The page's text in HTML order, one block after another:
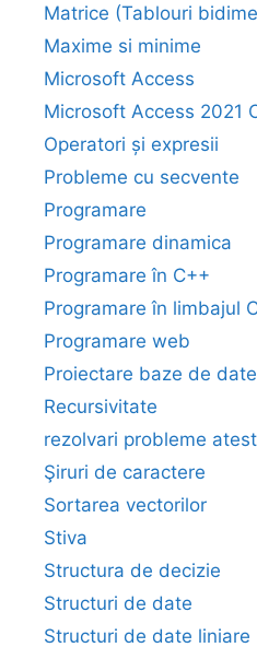
Matrice (Tablouri
Maxime si minime
Microsoft Access
Microsoft Access 2021
Operatori și expresii
Probleme cu secvente
Programare
Programare dinamica
Programare în C++
Programare în limbajul
Programare web
Proiectare baze de date
Recursivitate
rezolvari probleme
Şiruri de caractere
Sortarea vectorilor
Stiva
Structura de decizie
Structuri de date
Structuri de date liniare